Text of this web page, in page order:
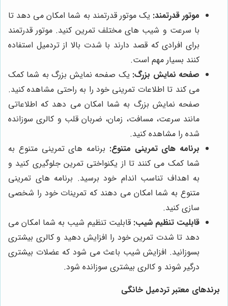
موتور قدرتمند: یک موتور قدرتمند به شما امکان می دهد تا
با سرعت و شیب های مختلف تمرین کنید. موتور قدرتمند
برای افرادی که قصد دارند با شدت بالا از تردمیل استفاده
کنند بسیار مهم است.
صفحه نمایش بزرگ: یک صفحه نمایش بزرگ به شما کمک
می کند تا اطلاعات تمرینی خود را به راحتی مشاهده کنید.
صفحه نمایش بزرگ به شما امکان می دهد که اطلاعاتی
مانند سرعت، مسافت، زمان، ضربان قلب و کالری سوزانده
شده را مشاهده کنید.
برنامه های تمرینی متنوع: برنامه های تمرینی متنوع به
شما کمک می کنند تا از یکنواختی تمرین جلوگیری کنید و
به اهداف تناسب اندام خود برسید. برنامه های تمرینی
متنوع به شما امکان می دهند که تمرینات خود را شخصی
سازی کنید.
قابلیت تنظیم شیب: قابلیت تنظیم شیب به شما امکان می
دهد تا شدت تمرین خود را افزایش دهید و کالری بیشتری
بسوزانید. افزایش شیب باعث می شود که عضلات بیشتری
درگیر شوند و کالری بیشتری سوزانده شود.
برندهای معتبر تردمیل خانگی